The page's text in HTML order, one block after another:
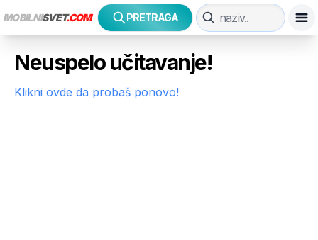
MOBILNISVET.COM PRETRAGA
Neuspelo učitavanje!
Klikni ovde da probaš ponovo!